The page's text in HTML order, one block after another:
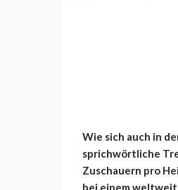
Wie sich auch in
sprichwörtliche
Zuschauern pro
bei einem